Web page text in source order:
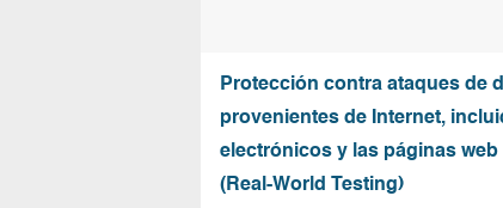
Protección contra ataques de
provenientes de Internet,
electrónicos y las páginas
(Real-World Testing)